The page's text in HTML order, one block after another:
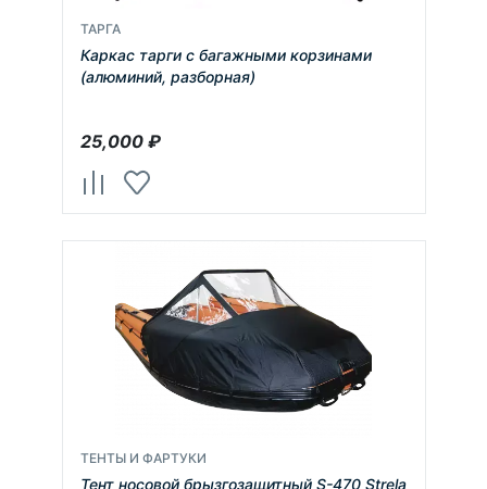
ТАРГА
Каркас тарги с багажными корзинами
(алюминий, разборная)
25,000₽
ТЕНТЫ И ФАРТУКИ
Тент носовой брызгозащитный S-470 Strela